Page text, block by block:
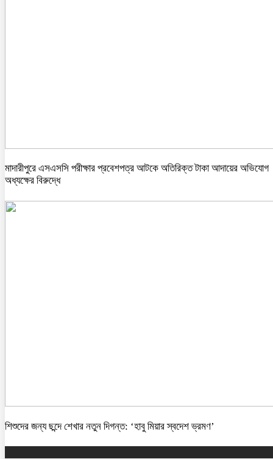
মাদারীপুরে এসএসসি পরীক্ষার প্রবেশপত্র আটকে অতিরিক্ত টাকা আদায়ের অভিযোগ
অধ্যক্ষের বিরুদ্ধে
শিশুদের জন্য ছন্দে শেখার নতুন দিগন্ত: ‘হাবু মিয়ার স্বদেশ ভ্রমণ’